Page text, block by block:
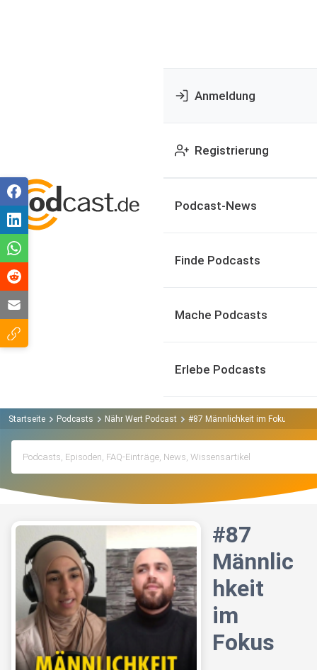
Anmeldung
Registrierung
Podcast-News
Finde Podcasts
Mache Podcasts
Erlebe Podcasts
Startseite Podcasts Nähr Wert Podcast #87 Männlichkeit im Fokus
#87
Männlic
hkeit
im
Fokus